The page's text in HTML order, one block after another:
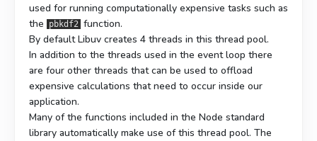
used for running computationally expensive tasks such as
the
pbkdf2 function.
By default Libuv creates 4 threads in this thread pool.
In addition to the threads used in the event loop there
are four other threads that can be used to offload
expensive calculations that need to occur inside our
application.
Many of the functions included in the Node standard
library automatically make use of this thread pool. The